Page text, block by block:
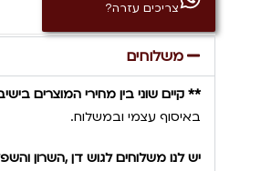
צריכים עזרה?
משלוחים
** קיים שוני בין מחירי המוצרים
באיסוף עצמי ובמשלוח.
יש לנו משלוחים לגוש דן ,השרון